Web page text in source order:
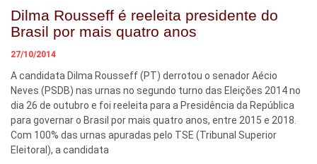
Dilma Rousseff é reeleita presidente do
Brasil por mais quatro anos
27/10/2014
A candidata Dilma Rousseff (PT) derrotou o senador Aécio
Neves (PSDB) nas urnas no segundo turno das Eleições 2014 no
dia 26 de outubro e foi reeleita para a Presidência da República
para governar o Brasil por mais quatro anos, entre 2015 e 2018.
Com 100% das urnas apuradas pelo TSE (Tribunal Superior
Eleitoral), a candidata